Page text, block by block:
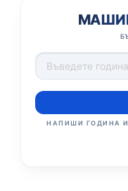
НАПИШИ ГОДИНА И